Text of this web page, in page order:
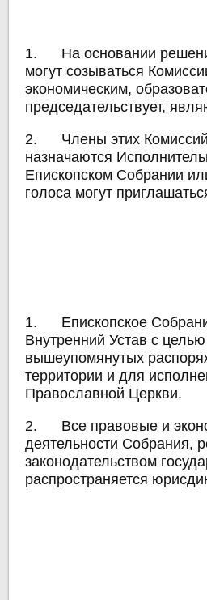
1. На основании
могут созываться
экономическим,
председательствует,
2. Члены этих
назначаются
Епископском Собрании
голоса могут
1. Епископское
Внутренний Устав с
вышеупомянутых
территории и для
Православной Церкви.
2. Все правовые и
деятельности Собрания,
законодательством
распространяется